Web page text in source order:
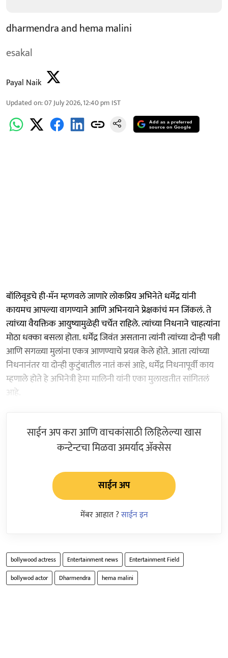
dharmendra and hema malini
esakal
Payal Naik
Updated on:07 July 2026, 12:40 pm IST
Add as a preferred
source on Google
बॉलिवूडचे ही-मॅन म्हणवले जाणारे लोकप्रिय अभिनेते धर्मेंद्र यांनी
कायमच आपल्या वागण्याने आणि अभिनयाने प्रेक्षकांचं मन जिंकलं. ते
त्यांच्या वैयक्तिक आयुष्यामुळेही चर्चेत राहिले. त्यांच्या निधनाने चाहत्यांना
मोठा धक्का बसला होता. धर्मेंद्र जिवंत असताना त्यांनी त्यांच्या दोन्ही पत्नी
आणि सगळ्या मुलांना एकत्र आणण्याचे प्रयत्न केले होते. आता त्यांच्या
निधनानंतर या दोन्ही कुटुंबातील नातं कसं आहे, धर्मेंद्र निधनापूर्वी काय
म्हणाले होते हे अभिनेत्री हेमा मालिनी यांनी एका मुलाखतीत सांगितलं
आहे.
साईन अप करा आणि वाचकांसाठी लिहिलेल्या खास
कन्टेन्टचा मिळवा अमर्याद ॲक्सेस
साईन अप
मेंबर आहात ?साईन इन
bollywood actress Entertainment news
Entertainment Field
bollywod actor
Dharmendra hema malini